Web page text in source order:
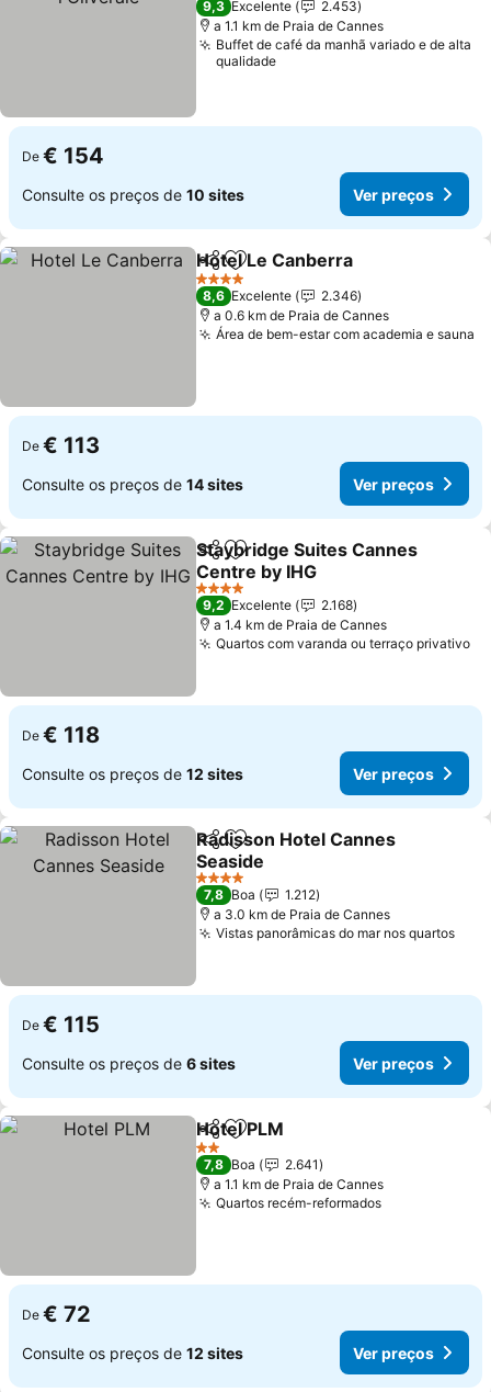
9,3 Excelente
2.453
a 1.1 km de Praia de Cannes
Buffet de café da manhã variado e de alta
qualidade
De € 154
Consulte os preços de 10 sites Ver preços
PartilharAdicionar aos favoritos
Hotel Le Canberra
4 Estrelas
8,6 Excelente
2.346
a 0.6 km de Praia de Cannes
Área de bem-estar com academia e sauna
De € 113
Consulte os preços de 14 sites Ver preços
PartilharAdicionar aos favoritos
Staybridge Suites Cannes
Centre by IHG
Ver preços
4 Estrelas
9,2 Excelente
2.168
a 1.4 km de Praia de Cannes
Quartos com varanda ou terraço privativo
De € 118
Consulte os preços de 12 sites Ver preços
PartilharAdicionar aos favoritos
Radisson Hotel Cannes
Seaside
Ver preços
4 Estrelas
7,8 Boa
1.212
a 3.0 km de Praia de Cannes
Vistas panorâmicas do mar nos quartosVer
De € 115
Consulte os preços de 6 sites Ver preços
PartilharAdicionar aos favoritos
Hotel PLM
2 Estrelas
7,8 Boa
2.641
a 1.1 km de Praia de Cannes
Quartos recém-reformadosVer preços
De € 72
Consulte os preços de 12 sites Ver preços